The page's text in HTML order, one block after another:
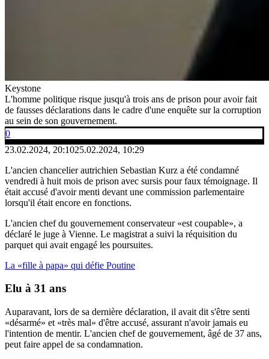
Keystone
L'homme politique risque jusqu'à trois ans de prison pour avoir fait
de fausses déclarations dans le cadre d'une enquête sur la corruption
au sein de son gouvernement.
0
23.02.2024, 20:1025.02.2024, 10:29
L'ancien chancelier autrichien Sebastian Kurz a été condamné
vendredi à huit mois de prison avec sursis pour faux témoignage. Il
était accusé d'avoir menti devant une commission parlementaire
lorsqu'il était encore en fonctions.
L'ancien chef du gouvernement conservateur «est coupable», a
déclaré le juge à Vienne. Le magistrat a suivi la réquisition du
parquet qui avait engagé les poursuites.
La «fille à papa» qui défie Poutine
Elu à 31 ans
Auparavant, lors de sa dernière déclaration, il avait dit s'être senti
«désarmé» et «très mal» d'être accusé, assurant n'avoir jamais eu
l'intention de mentir. L'ancien chef de gouvernement, âgé de 37 ans,
peut faire appel de sa condamnation.